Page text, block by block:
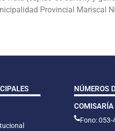
Provincial Mariscal
NÚMEROS
Fono: 053-